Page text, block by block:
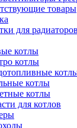
товары
для радиаторов
котлы
котлы
котлы
котлы
для котлов